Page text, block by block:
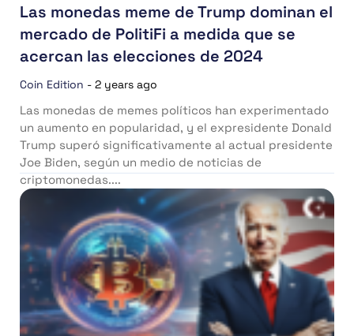
Las monedas meme de Trump dominan el
mercado de PolitiFi a medida que se
acercan las elecciones de 2024
Coin Edition - 2 years ago
Las monedas de memes políticos han experimentado
un aumento en popularidad, y el expresidente Donald
Trump superó significativamente al actual presidente
Joe Biden, según un medio de noticias de
criptomonedas....